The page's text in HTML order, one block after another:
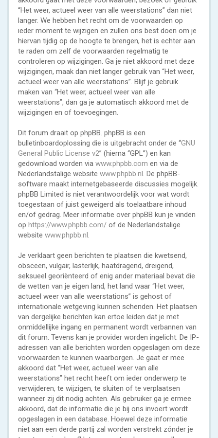
“Het weer, actueel weer van alle weerstations” dan niet
langer. We hebben het recht om de voorwaarden op
ieder moment te wijzigen en zullen ons best doen om je
hiervan tijdig op de hoogte te brengen, het is echter aan
te raden om zelf de voorwaarden regelmatig te
controleren op wijzigingen. Ga je niet akkoord met deze
wijzigingen, maak dan niet langer gebruik van “Het weer,
actueel weer van alle weerstations”. Blijf je gebruik
maken van “Het weer, actueel weer van alle
weerstations”, dan ga je automatisch akkoord met de
wijzigingen en of toevoegingen.
Dit forum draait op phpBB. phpBB is een
bulletinboardoplossing die is uitgebracht onder de “GNU
General Public License v2” (hierna “GPL”) en kan
gedownload worden via www.phpbb.com en via de
Nederlandstalige website www.phpbb.nl. De phpBB-
software maakt internetgebaseerde discussies mogelijk.
phpBB Limited is niet verantwoordelijk voor wat wordt
toegestaan of juist geweigerd als toelaatbare inhoud
en/of gedrag. Meer informatie over phpBB kun je vinden
op https://www.phpbb.com/ of de Nederlandstalige
website www.phpbb.nl.
Je verklaart geen berichten te plaatsen die kwetsend,
obsceen, vulgair, lasterlijk, haatdragend, dreigend,
seksueel georiënteerd of enig ander materiaal bevat die
de wetten van je eigen land, het land waar “Het weer,
actueel weer van alle weerstations” is gehost of
internationale wetgeving kunnen schenden. Het plaatsen
van dergelijke berichten kan ertoe leiden dat je met
onmiddellijke ingang en permanent wordt verbannen van
dit forum. Tevens kan je provider worden ingelicht. De IP-
adressen van alle berichten worden opgeslagen om deze
voorwaarden te kunnen waarborgen. Je gaat er mee
akkoord dat “Het weer, actueel weer van alle
weerstations” het recht heeft om ieder onderwerp te
verwijderen, te wijzigen, te sluiten of te verplaatsen
wanneer zij dit nodig achten. Als gebruiker ga je ermee
akkoord, dat de informatie die je bij ons invoert wordt
opgeslagen in een database. Hoewel deze informatie
niet aan een derde partij zal worden verstrekt zónder je